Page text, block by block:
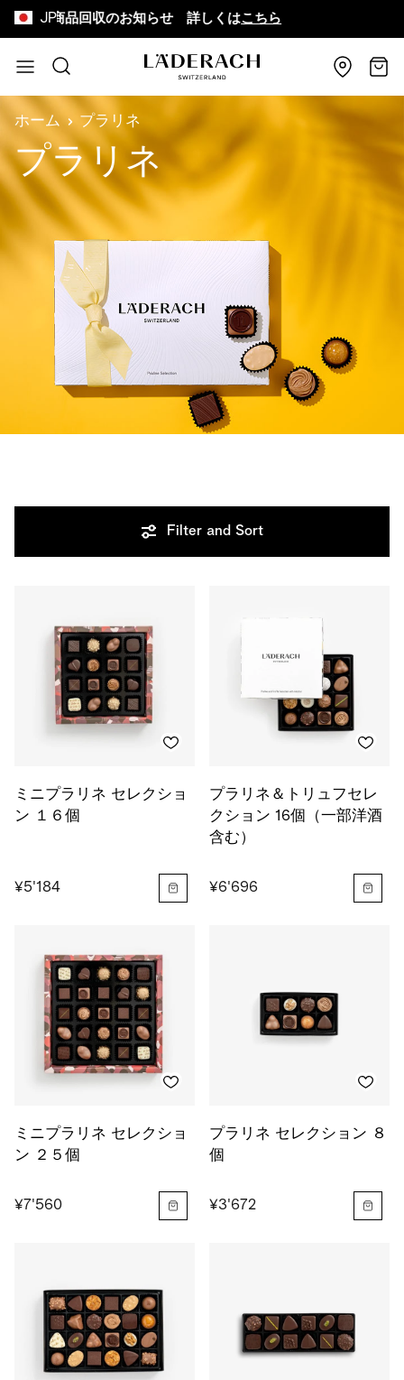
JP
びと商品回収のお知らせ 詳しくはこちら 8,640
検索
カー
ホーム プラリネ
プラリネ
Filter and Sort
ミニプラリネ セレクショ
ン １６個
¥5'184
プラリネ＆トリュフセレ
クション 16個（一部洋酒
含む）
¥6'696
ミニプラリネ セレクショ
ン ２５個
¥7'560
プラリネ セレクション ８
個
¥3'672